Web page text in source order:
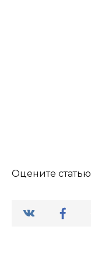
Оцените статью